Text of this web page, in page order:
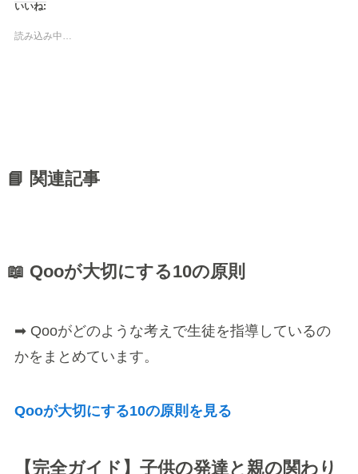
いいね:
読み込み中…
📘 関連記事
📖 Qooが大切にする10の原則
➡ Qooがどのような考えで生徒を指導しているの
かをまとめています。
Qooが大切にする10の原則を見る
【完全ガイド】子供の発達と親の関わり